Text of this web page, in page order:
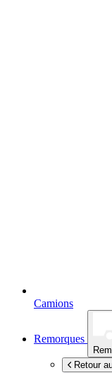
Camions
Remorques
Retour